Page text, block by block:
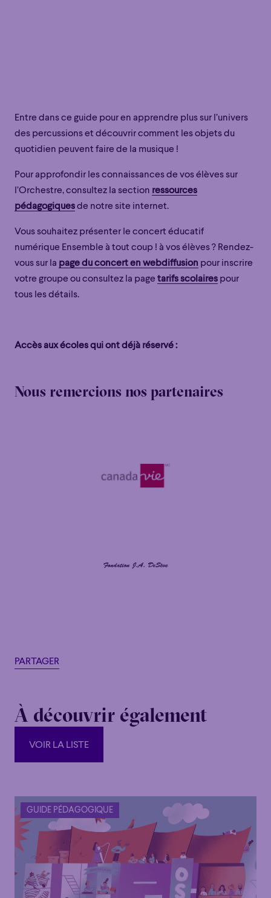
Entre dans ce guide pour en apprendre plus sur l’univers
des percussions et découvrir comment les objets du
quotidien peuvent faire de la musique !
Pour approfondir les connaissances de vos élèves sur
l’Orchestre, consultez la section ressources
pédagogiquesde notre site internet.
Vous souhaitez présenter le concert éducatif
numérique Ensemble à tout coup ! à vos élèves ? Rendez-
vous sur la page du concert en webdiffusion pour inscrire
votre groupe ou consultez la page tarifs scolaires pour
tous les détails.
Accès aux écoles qui ont déjà réservé :
Nous remercions nos partenaires
PARTAGER
À découvrir également
VOIR LA LISTE
VOIR LA LISTE
GUIDE PÉDAGOGIQUE